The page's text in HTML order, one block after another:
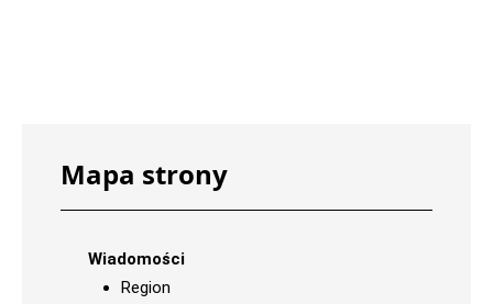
Mapa strony
Wiadomości
Region